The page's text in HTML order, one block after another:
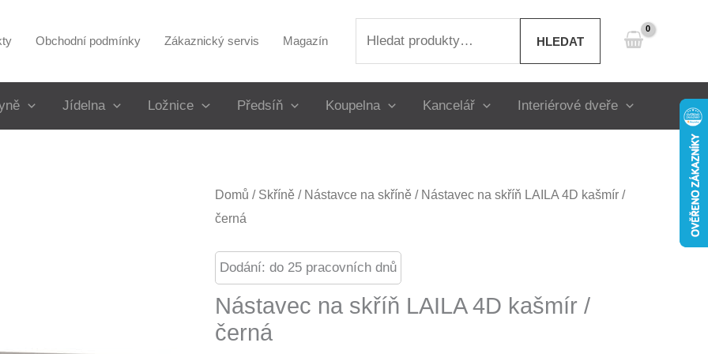
Obchodní podmínky Zákaznický servis Magazín HLEDAT
Jídelna Ložnice Předsíň Koupelna Kancelář Interiérové dveře
Domů / Skříně / Nástavce na skříně / Nástavec na skříň LAILA 4D kašmír /
černá
Dodání: do 25 pracovních dnů
Nástavec na skříň LAILA 4D kašmír /
černá